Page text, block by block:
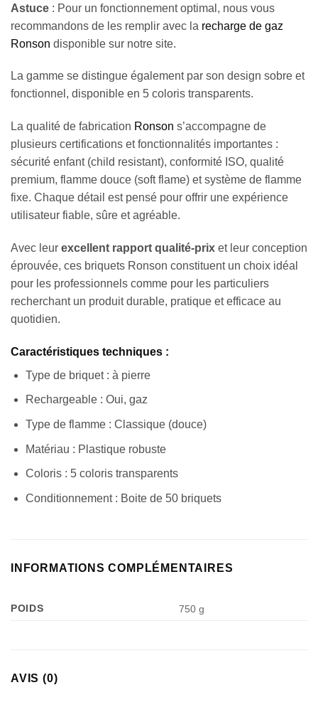
Astuce : Pour un fonctionnement optimal, nous vous
recommandons de les remplir avec la recharge de gaz
Ronson disponible sur notre site.
La gamme se distingue également par son design sobre et
fonctionnel, disponible en 5 coloris transparents.
La qualité de fabrication Ronson s’accompagne de
plusieurs certifications et fonctionnalités importantes :
sécurité enfant (child resistant), conformité ISO, qualité
premium, flamme douce (soft flame) et système de flamme
fixe. Chaque détail est pensé pour offrir une expérience
utilisateur fiable, sûre et agréable.
Avec leur excellent rapport qualité-prix et leur conception
éprouvée, ces briquets Ronson constituent un choix idéal
pour les professionnels comme pour les particuliers
recherchant un produit durable, pratique et efficace au
quotidien.
Caractéristiques techniques :
Type de briquet : à pierre
Rechargeable : Oui, gaz
Type de flamme : Classique (douce)
Matériau : Plastique robuste
Coloris : 5 coloris transparents
Conditionnement : Boite de 50 briquets
INFORMATIONS COMPLÉMENTAIRES
POIDS 750 g
AVIS (0)
Appliquer les filtres